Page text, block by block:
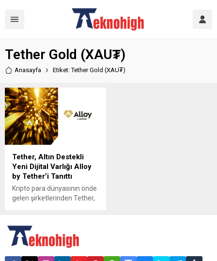
Tether Gold (XAU₮)
Anasayfa Etiket: Tether Gold (XAU₮)
Tether, Altın Destekli
Yeni Dijital Varlığı Alloy
by Tether’i Tanıttı
Kripto para dünyasının önde
gelen şirketlerinden Tether,
Tether Gold (XAU₮)
tarafından destekleniyor ve
dijital ekonomide istikrarı
yeniden tanımlamak